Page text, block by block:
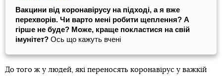
Вакцини від коронавірусу на підході, а я вже
перехворів. Чи варто мені робити щеплення? А
гірше не буде? Може, краще покластися на свій
імунітет? Ось що кажуть вчені
До того ж у людей, які переносять коронавірус у важкій